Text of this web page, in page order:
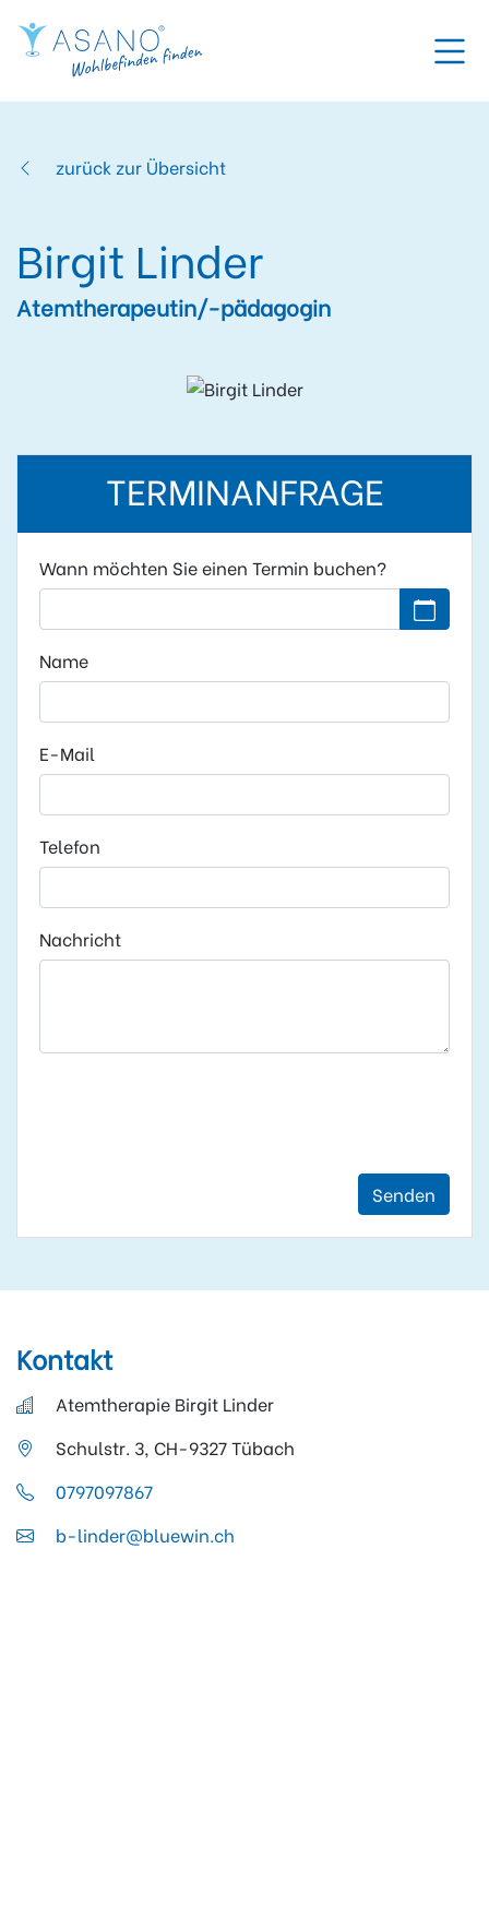
zurück zur Übersicht
Birgit Linder
Atemtherapeutin/-pädagogin
TERMINANFRAGE
Wann möchten Sie einen Termin buchen?
Kein
Name
E-Mail
Telefon
Nachricht
Senden
Kontakt
Atemtherapie Birgit Linder
Schulstr. 3, CH-9327 Tübach
0797097867
b-linder@bluewin.ch